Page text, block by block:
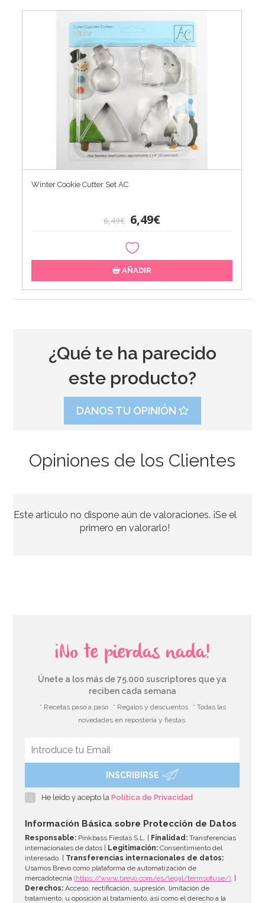
Winter Cookie Cutter Set AC
6,49€ 6,49€
AÑADIR
¿Qué te ha parecido
este producto?
DANOS TU OPINIÓN
Opiniones de los Clientes
Este artículo no dispone aún de valoraciones. ¡Se el
primero en valorarlo!
¡No te pierdas nada!
Únete a los más de 75.000 suscriptores que ya
reciben cada semana
* Recetas paso a paso * Regalos y descuentos
* Todas las
novedades en repostería y fiestas
INSCRIBIRSE
He leído y acepto laPolítica de Privacidad
Información Básica sobre Protección de Datos
Responsable: Pinkbass Fiestas S.L. | Finalidad: Transferencias
internacionales de datos |
Legitimación: Consentimiento del
interesado. | Transferencias internacionales de datos:
Usamos Brevo como plataforma de automatización de
mercadotecnia(https://www.brevo.com/es/legal/termsofuse/). |
Derechos: Acceso, rectificación, supresión, limitación de
tratamiento, u oposición al tratamiento, así como el derecho a la